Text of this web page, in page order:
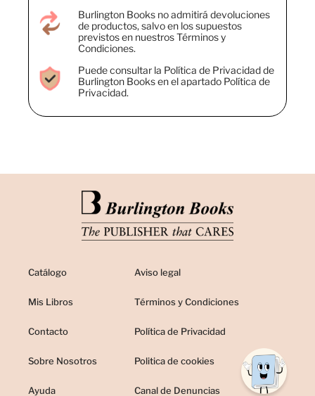
Burlington Books no admitirá devoluciones
de productos, salvo en los supuestos
previstos en nuestros Términos y
Condiciones.
Puede consultar la Política de Privacidad de
Burlington Books en el apartado Política de
Privacidad.
Catálogo
Mis Libros
Contacto
Sobre Nosotros
Ayuda
Aviso legal
Términos y Condiciones
Política de Privacidad
Politica de cookies
Canal de Denuncias